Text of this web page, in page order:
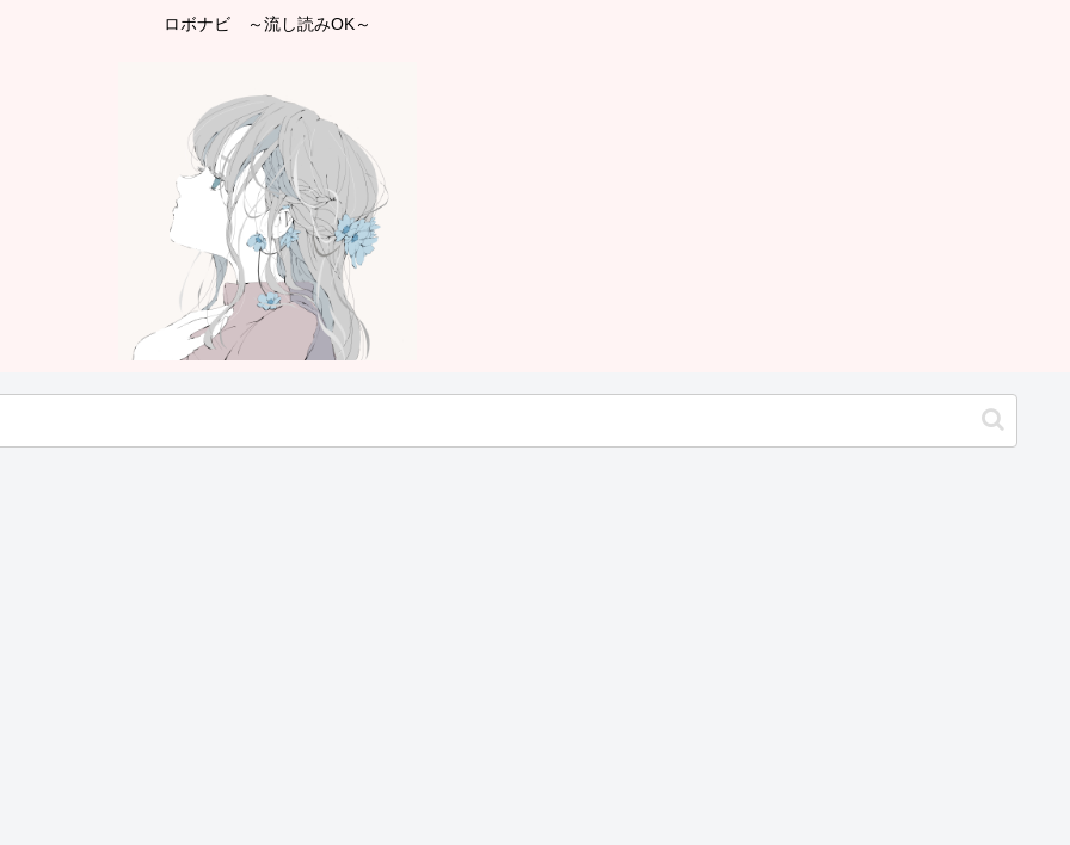
ロボナビ ～流し読みOK～